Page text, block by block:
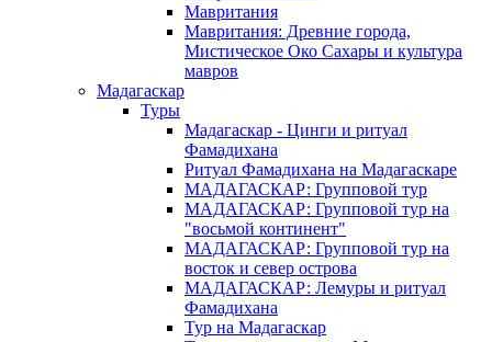
Мавритания
Мавритания: Древние города,
Мистическое Око Сахары и культура
мавров
Мадагаскар
Туры
Мадагаскар - Цинги и ритуал
Фамадихана
Ритуал Фамадихана на Мадагаскаре
МАДАГАСКАР: Групповой тур
МАДАГАСКАР: Групповой тур на
"восьмой континент"
МАДАГАСКАР: Групповой тур на
восток и север острова
МАДАГАСКАР: Лемуры и ритуал
Фамадихана
Тур на Мадагаскар